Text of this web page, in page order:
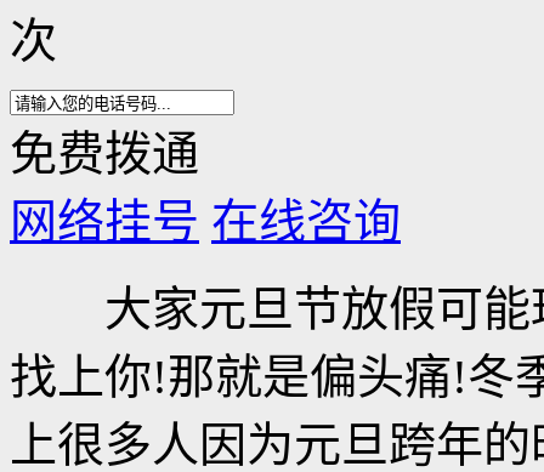
次
免费拨通
网络挂号 在线咨询
大家元旦节放假可能
找上你!那就是偏头痛!冬
上很多人因为元旦跨年